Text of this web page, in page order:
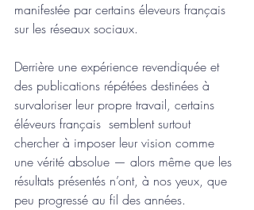
manifestée par certains éleveurs français
sur les réseaux sociaux.
Derrière une expérience revendiquée et
des publications répétées destinées à
survaloriser leur propre travail, certains
éléveurs français  semblent surtout
chercher à imposer leur vision comme
une vérité absolue — alors même que les
résultats présentés n’ont, à nos yeux, que
peu progressé au fil des années.